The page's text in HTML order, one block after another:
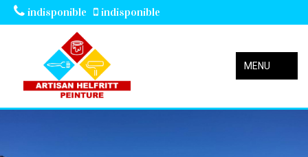
indisponible indisponible
MENU